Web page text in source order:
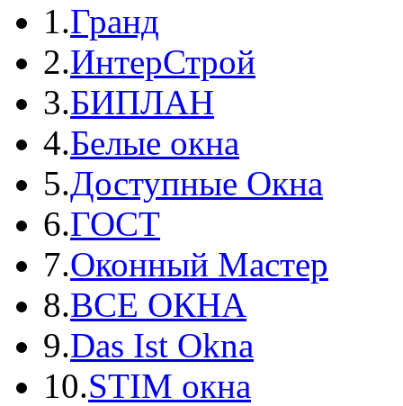
1.Гранд
2.ИнтерСтрой
3.БИПЛАН
4.Белые окна
5.Доступные Окна
6.ГОСТ
7.Oконный Мастер
8.ВСЕ ОКНА
9.Das Ist Okna
10.STIM окна